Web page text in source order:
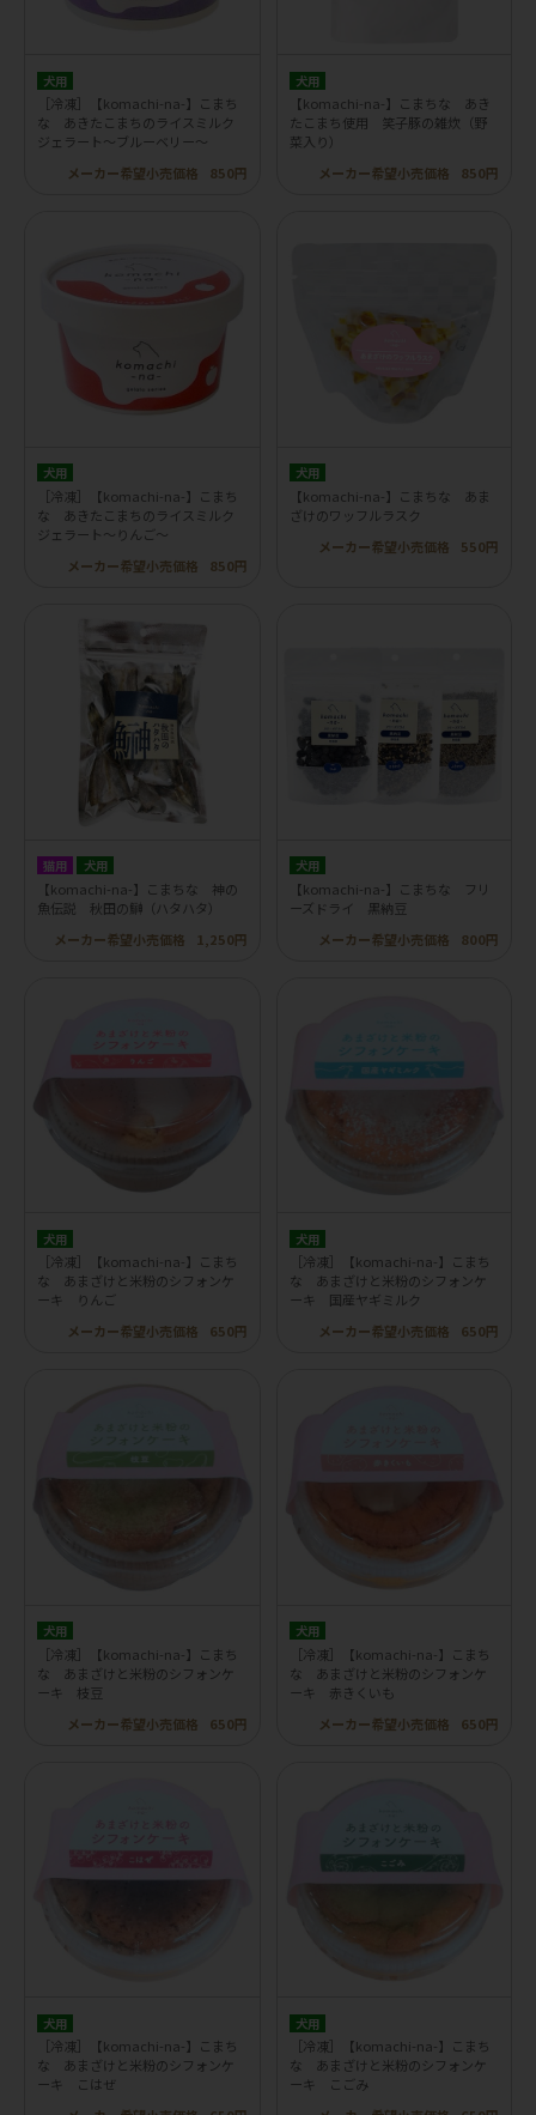
犬用
［冷凍］【komachi-na-】こまち
な あきたこまちのライスミルク
ジェラート～ブルーベリー～
メーカー希望小売価格
850円
犬用
【komachi-na-】こまちな あき
たこまち使用 笑子豚の雑炊（野
菜入り）
メーカー希望小売価格
850円
犬用
［冷凍］【komachi-na-】こまち
な あきたこまちのライスミルク
ジェラート～りんご～
メーカー希望小売価格
850円
犬用
【komachi-na-】こまちな あま
ざけのワッフルラスク
メーカー希望小売価格
550円
猫用 犬用
【komachi-na-】こまちな 神の
魚伝説 秋田の鰰（ハタハタ）
メーカー希望小売価格
1,250円
犬用
【komachi-na-】こまちな フリ
ーズドライ 黒納豆
メーカー希望小売価格
800円
犬用
［冷凍］【komachi-na-】こまち
な あまざけと米粉のシフォンケ
ーキ りんご
メーカー希望小売価格
650円
犬用
［冷凍］【komachi-na-】こまち
な あまざけと米粉のシフォンケ
ーキ 国産ヤギミルク
メーカー希望小売価格
650円
犬用
［冷凍］【komachi-na-】こまち
な あまざけと米粉のシフォンケ
ーキ 枝豆
メーカー希望小売価格
650円
犬用
［冷凍］【komachi-na-】こまち
な あまざけと米粉のシフォンケ
ーキ 赤きくいも
メーカー希望小売価格
650円
犬用
［冷凍］【komachi-na-】こまち
な あまざけと米粉のシフォンケ
ーキ こはぜ
犬用
［冷凍］【komachi-na-】こまち
な あまざけと米粉のシフォンケ
ーキ こごみ